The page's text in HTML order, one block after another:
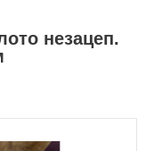
незацеп.